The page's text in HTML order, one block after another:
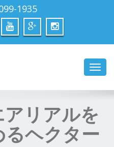
1935
リアルを
ヘクター